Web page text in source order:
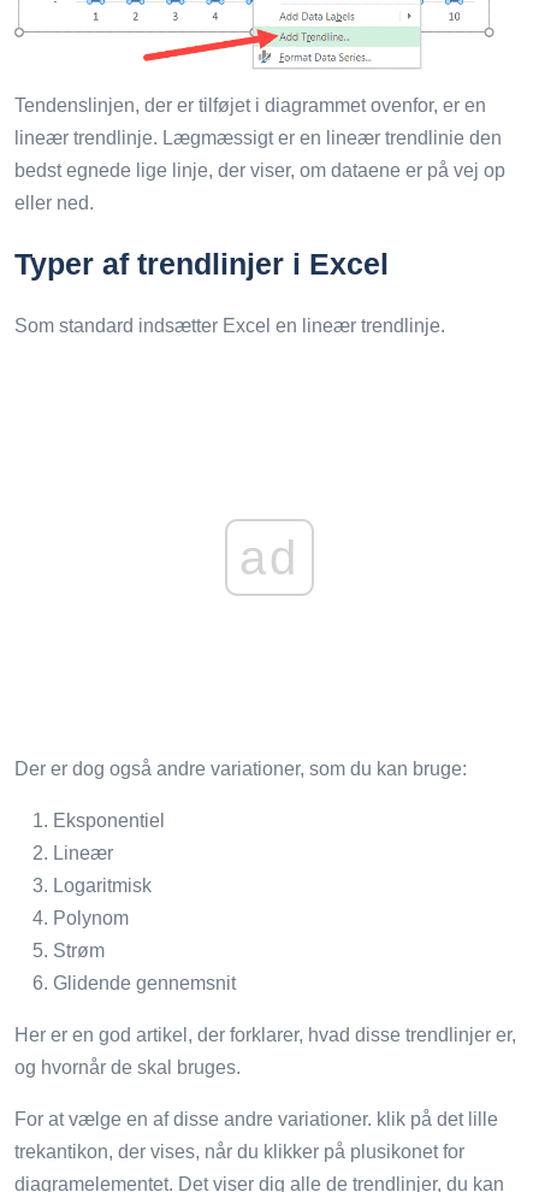
Tendenslinjen, der er tilføjet i diagrammet ovenfor, er en
lineær trendlinje. Lægmæssigt er en lineær trendlinie den
bedst egnede lige linje, der viser, om dataene er på vej op
eller ned.
Typer af trendlinjer i Excel
Som standard indsætter Excel en lineær trendlinje.
ad
Der er dog også andre variationer, som du kan bruge:
Eksponentiel
Lineær
Logaritmisk
Polynom
Strøm
Glidende gennemsnit
Her er en god artikel, der forklarer, hvad disse trendlinjer er,
og hvornår de skal bruges.
For at vælge en af ​​disse andre variationer. klik på det lille
trekantikon, der vises, når du klikker på plusikonet for
diagramelementet. Det viser dig alle de trendlinjer, du kan